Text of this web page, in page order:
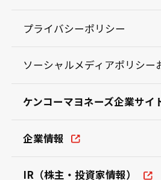
プライバシーポリシー
ソーシャルメディアポリシー
ケンコーマヨネーズ企業サイ
企業情報
IR（株主・投資家情報）